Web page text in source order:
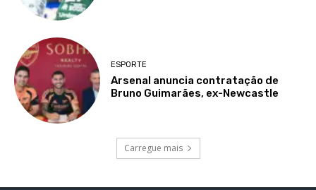
ESPORTE
Arsenal anuncia contratação de
Bruno Guimarães, ex-Newcastle
Carregue mais